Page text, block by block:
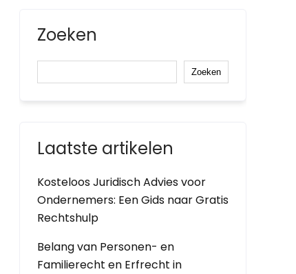
Zoeken
Zoeken
Laatste artikelen
Kosteloos Juridisch Advies voor
Ondernemers: Een Gids naar Gratis
Rechtshulp
Belang van Personen- en
Familierecht en Erfrecht in